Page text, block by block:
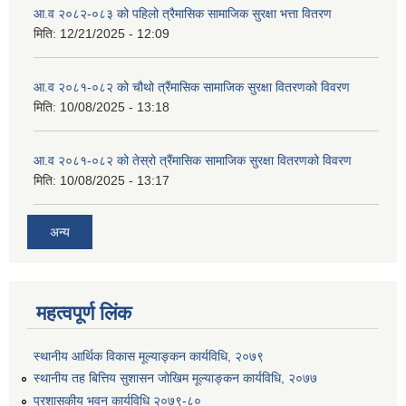
आ.व २०८२-०८३ को पहिलो त्रैमासिक सामाजिक सुरक्षा भत्ता वितरण
मिति: 12/21/2025 - 12:09
आ.व २०८१-०८२ को चौथो त्रैंमासिक सामाजिक सुरक्षा वितरणको विवरण
मिति: 10/08/2025 - 13:18
आ.व २०८१-०८२ को तेस्रो त्रैंमासिक सामाजिक सुरक्षा वितरणको विवरण
मिति: 10/08/2025 - 13:17
अन्य
महत्वपूर्ण लिंक
स्थानीय आर्थिक विकास मूल्याङ्कन कार्यविधि, २०७९
स्थानीय तह बित्तिय सुशासन जोखिम मूल्याङ्कन कार्यविधि, २०७७
प्रशासकीय भवन कार्यविधि २०७९-८०